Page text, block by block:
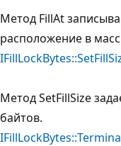
Метод FillAt
расположение в
Метод SetFillSize
байтов.